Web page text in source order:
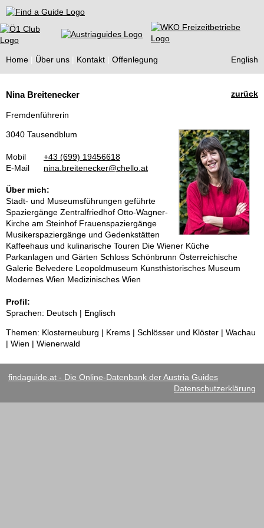
Find a Guide
Home Über uns Kontakt Offenlegung English
Guides
zurück
Nina Breitenecker
Fremdenführerin
3040 Tausendblum
Mobil
+43 (699) 19456618
E-Mail
nina.breitenecker@chello.at
Über mich:
Stadt- und Museumsführungen geführte
Spaziergänge Zentralfriedhof Otto-Wagner-
Kirche am Steinhof Frauenspaziergänge
Musikerspaziergänge und Gedenkstätten
Kaffeehaus und kulinarische Touren Die Wiener Küche
Parkanlagen und Gärten Schloss Schönbrunn Österreichische
Galerie Belvedere Leopoldmuseum Kunsthistorisches Museum
Modernes Wien Medizinisches Wien
Profil:
Sprachen: Deutsch | Englisch
Themen: Klosterneuburg | Krems | Schlösser und Klöster | Wachau
| Wien | Wienerwald
findaguide.at - Die Online-Datenbank der Austria Guides
Datenschutzerklärung